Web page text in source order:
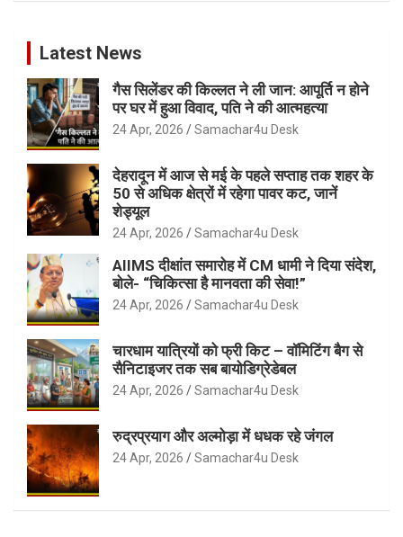
Latest News
गैस सिलेंडर की किल्लत ने ली जान: आपूर्ति न होने
पर घर में हुआ विवाद, पति ने की आत्महत्या
24 Apr, 2026 Samachar4u Desk
देहरादून में आज से मई के पहले सप्ताह तक शहर के
50 से अधिक क्षेत्रों में रहेगा पावर कट, जानें
शेड्यूल
24 Apr, 2026 Samachar4u Desk
AIIMS दीक्षांत समारोह में CM धामी ने दिया संदेश,
बोले- “चिकित्सा है मानवता की सेवा!”
24 Apr, 2026 Samachar4u Desk
चारधाम यात्रियों को फ्री किट – वॉमिटिंग बैग से
सैनिटाइजर तक सब बायोडिग्रेडेबल
24 Apr, 2026 Samachar4u Desk
रुद्रप्रयाग और अल्मोड़ा में धधक रहे जंगल
24 Apr, 2026 Samachar4u Desk